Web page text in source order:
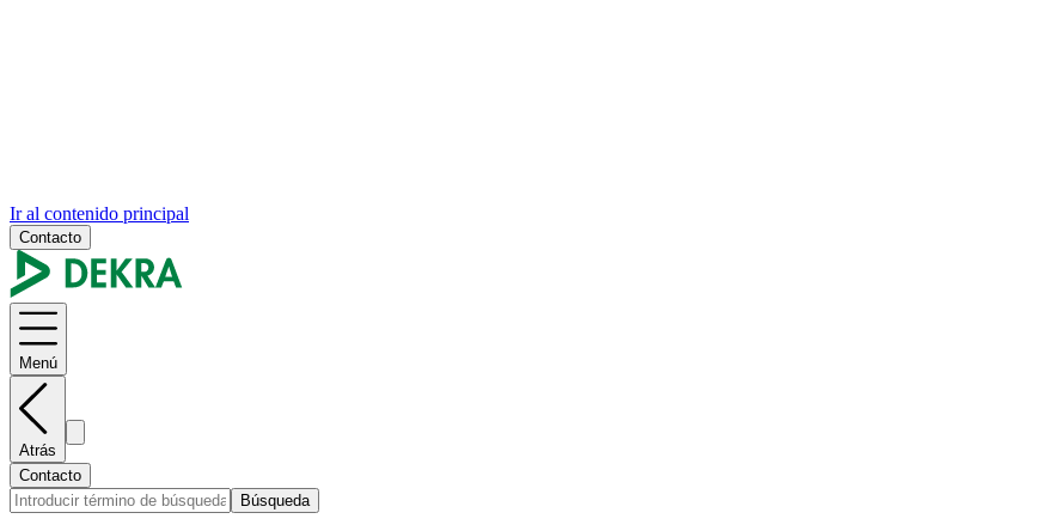
Ir al contenido principal
Contacto
Menú
Atrás
Contacto
Búsqueda